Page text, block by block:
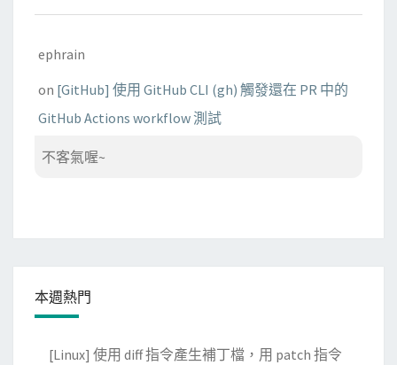
ephrain
on [GitHub] 使用 GitHub CLI (gh) 觸發還在 PR 中的
GitHub Actions workflow 測試
不客氣喔~
本週熱門
[Linux] 使用 diff 指令產生補丁檔，用 patch 指令